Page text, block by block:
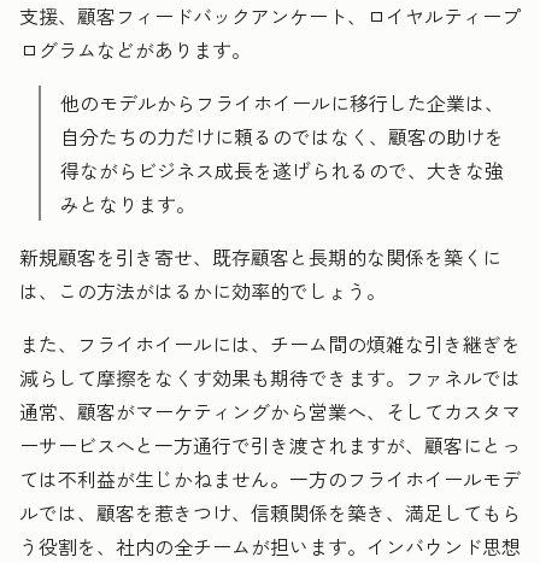
支援、顧客フィードバックアンケート、ロイヤルティープ
ログラムなどがあります。
他のモデルからフライホイールに移行した企業は、
自分たちの力だけに頼るのではなく、顧客の助けを
得ながらビジネス成長を遂げられるので、大きな強
みとなります。
新規顧客を引き寄せ、既存顧客と長期的な関係を築くに
は、この方法がはるかに効率的でしょう。
また、フライホイールには、チーム間の煩雑な引き継ぎを
減らして摩擦をなくす効果も期待できます。ファネルでは
通常、顧客がマーケティングから営業へ、そしてカスタマ
ーサービスへと一方通行で引き渡されますが、顧客にとっ
ては不利益が生じかねません。一方のフライホイールモデ
ルでは、顧客を惹きつけ、信頼関係を築き、満足してもら
う役割を、社内の全チームが担います。インバウンド思想